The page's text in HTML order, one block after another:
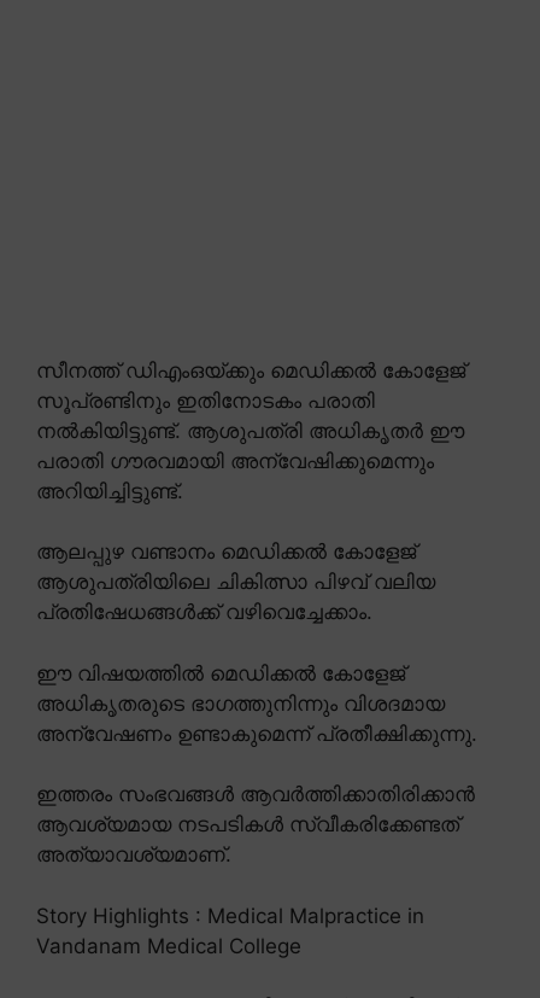
സീനത്ത് ഡിഎംഒയ്ക്കും മെഡിക്കൽ കോളേജ്
സൂപ്രണ്ടിനും ഇതിനോടകം പരാതി
നൽകിയിട്ടുണ്ട്. ആശുപത്രി അധികൃതർ ഈ
പരാതി ഗൗരവമായി അന്വേഷിക്കുമെന്നും
അറിയിച്ചിട്ടുണ്ട്.
ആലപ്പുഴ വണ്ടാനം മെഡിക്കൽ കോളേജ്
ആശുപത്രിയിലെ ചികിത്സാ പിഴവ് വലിയ
പ്രതിഷേധങ്ങൾക്ക് വഴിവെച്ചേക്കാം.
ഈ വിഷയത്തിൽ മെഡിക്കൽ കോളേജ്
അധികൃതരുടെ ഭാഗത്തുനിന്നും വിശദമായ
അന്വേഷണം ഉണ്ടാകുമെന്ന് പ്രതീക്ഷിക്കുന്നു.
ഇത്തരം സംഭവങ്ങൾ ആവർത്തിക്കാതിരിക്കാൻ
ആവശ്യമായ നടപടികൾ സ്വീകരിക്കേണ്ടത്
അത്യാവശ്യമാണ്.
Story Highlights : Medical Malpractice in
Vandanam Medical College